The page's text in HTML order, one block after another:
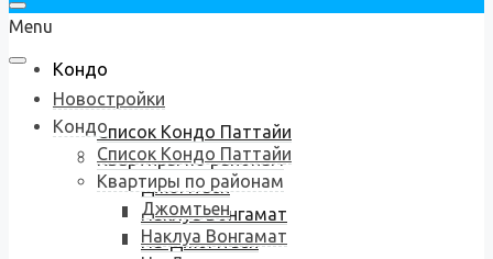
Кондо
Список Кондо Паттайи
Квартиры по районам
Джомтьен
Наклуа Вонгамат
На-Джомтьен
Menu
Новостройки
Кондо
Список Кондо Паттайи
Квартиры по районам
Джомтьен
Наклуа Вонгамат